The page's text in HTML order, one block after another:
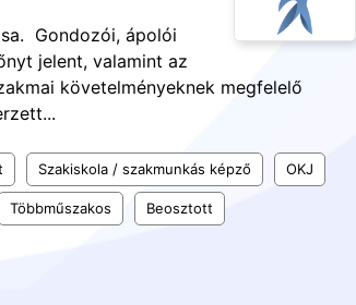
Gondozói, ápolói
jelent, valamint az
követelményeknek megfelelő
Szakiskola / szakmunkás képző OKJ
Többműszakos Beosztott